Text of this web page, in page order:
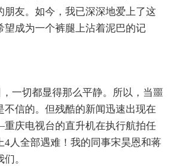
朋友。如今，我已深深地爱上了这
望成为一个裤腿上沾着泥巴的记
一切都显得那么平静。所以，当噩
不信的。但残酷的新闻迅速出现在
庆电视台的直升机在执行航拍任
4人全部遇难！我的同事宋昊恩和蒋
。